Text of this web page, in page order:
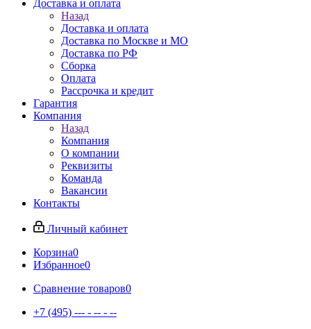
Доставка и оплата
Назад
Доставка и оплата
Доставка по Москве и МО
Доставка по РФ
Сборка
Оплата
Рассрочка и кредит
Гарантия
Компания
Назад
Компания
О компании
Реквизиты
Команда
Вакансии
Контакты
Личный кабинет
Корзина0
Избранное0
Сравнение товаров0
+7 (495) --- - -- - --